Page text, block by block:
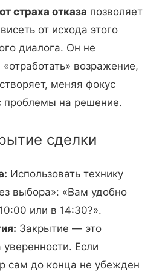
страха отказа позволяет
от исхода этого
диалога. Он не
возражение,
меняя фокус
проблемы на решение.
сделки
Использовать технику
выбора»: «Вам удобно
или в 14:30?».
Закрытие — это
уверенности. Если
сам до конца не убежден